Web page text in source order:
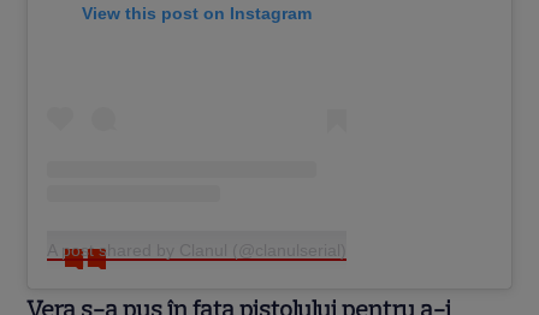
View this post on Instagram
A post shared by Clanul (@clanulserial)
Vera s-a pus în fața pistolului pentru a-i